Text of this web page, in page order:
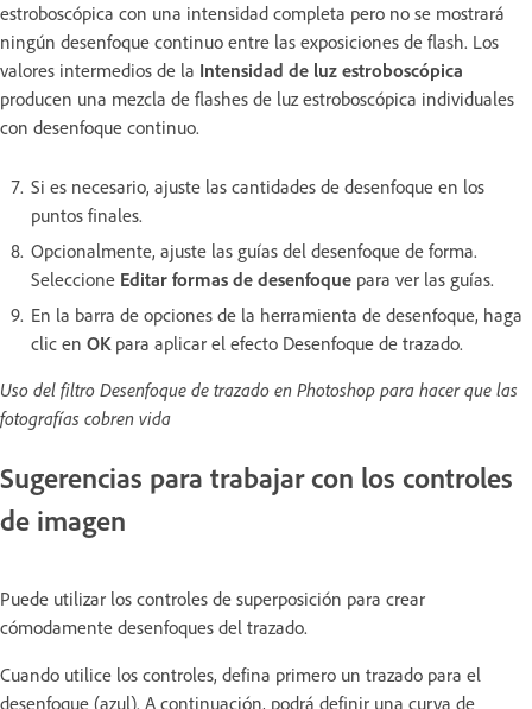
estroboscópica con una intensidad completa pero no se mostrará
ningún desenfoque continuo entre las exposiciones de flash. Los
valores intermedios de la Intensidad de luz estroboscópica
producen una mezcla de flashes de luz estroboscópica individuales
con desenfoque continuo.
Si es necesario, ajuste las cantidades de desenfoque en los
puntos finales.
Opcionalmente, ajuste las guías del desenfoque de forma.
Seleccione Editar formas de desenfoque para ver las guías.
En la barra de opciones de la herramienta de desenfoque, haga
clic en OKpara aplicar el efecto Desenfoque de trazado.
Uso del filtro Desenfoque de trazado en Photoshop para hacer que las
fotografías cobren vida
Sugerencias para trabajar con los controles
de imagen
Puede utilizar los controles de superposición para crear
cómodamente desenfoques del trazado.
Cuando utilice los controles, defina primero un trazado para el
desenfoque (azul). A continuación, podrá definir una curva de